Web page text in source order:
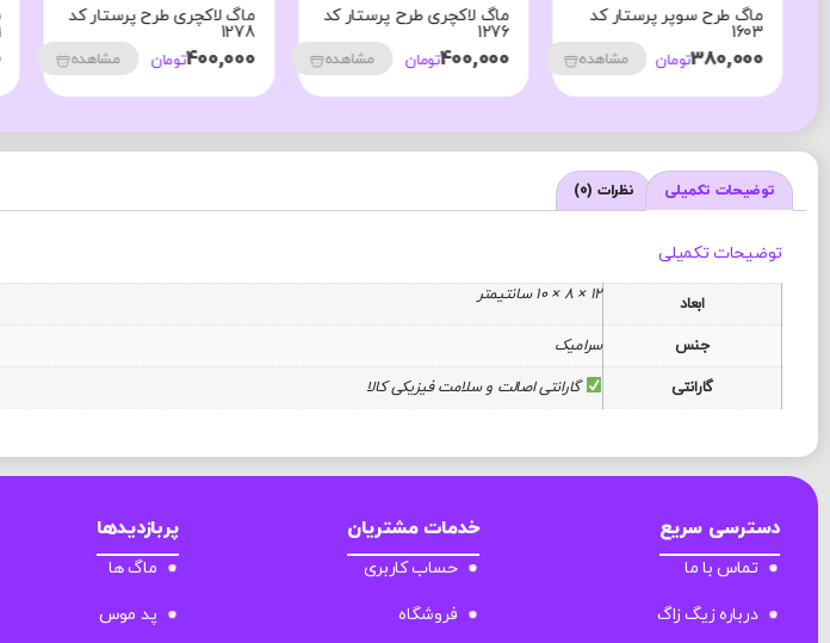
ماگ لاکچری طرح پرستار کد
1278
400,000تومان مشاهده
ماوس پد طرح پرستار کد
3761
250,000تومان مشاهده
ماگ طرح پرستار کد 1138
380,000 مشاهده
توضیحات تکمیلی نظرات (0)
توضیحات تکمیلی
ابعاد 12 × 8 × 10 سانتیمتر
جنس
سرامیک
گارانتی
گارانتی اصالت و سلامت فیزیکی کالا
دسترسی سریع
تماس با ما
درباره زیگ زاگ
خدمات مشتریان
حساب کاربری
فروشگاه
پربازدیدها
ماگ ها
پد موس